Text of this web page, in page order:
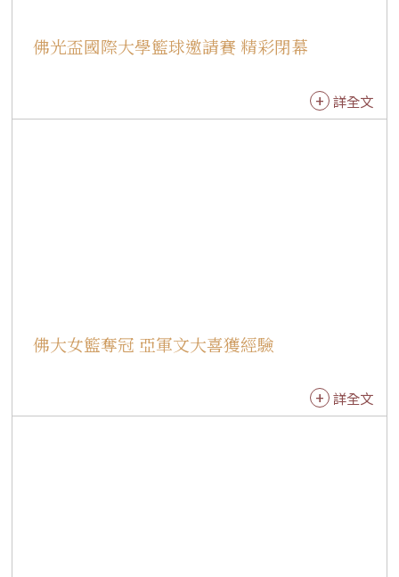
佛光盃國際大學籃球邀請賽 精彩閉幕
詳全文
佛大女籃奪冠 亞軍文大喜獲經驗
詳全文